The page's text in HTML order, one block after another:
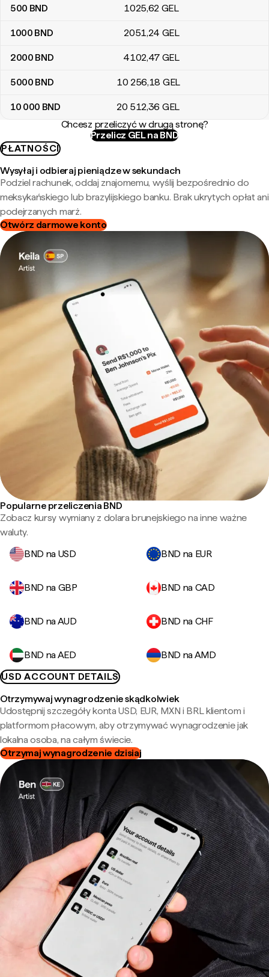
500 BND 1025,62 GEL
1000 BND 2051,24 GEL
2000 BND 4102,47 GEL
5000 BND 10 256,18 GEL
10 000 BND 20 512,36 GEL
Chcesz przeliczyć w drugą stronę?
Przelicz GEL na BND
PŁATNOŚCI
Wysyłaj i odbieraj pieniądze w sekundach
Podziel rachunek, oddaj znajomemu, wyślij bezpośrednio do
meksykańskiego lub brazylijskiego banku. Brak ukrytych opłat ani
podejrzanych marż.
Otwórz darmowe konto
Popularne przeliczenia BND
Zobacz kursy wymiany z dolara brunejskiego na inne ważne
waluty.
BND na USD
BND na EUR
BND na GBP BND na CAD
BND na AUD BND na CHF
BND na AED
BND na AMD
USD ACCOUNT DETAILS
Otrzymywaj wynagrodzenie skądkolwiek
Udostępnij szczegóły konta USD, EUR, MXN i BRL klientom i
platformom płacowym, aby otrzymywać wynagrodzenie jak
lokalna osoba, na całym świecie.
Otrzymaj wynagrodzenie dzisiaj